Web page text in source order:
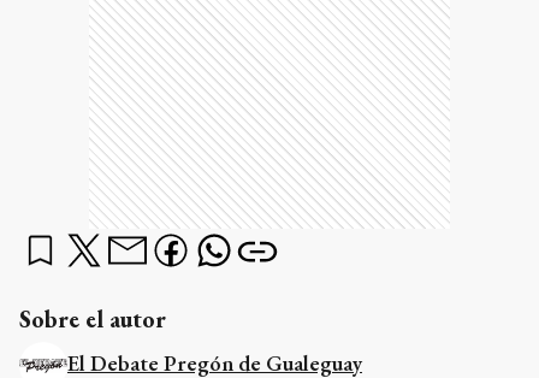
Sobre el autor
El Debate Pregón de Gualeguay